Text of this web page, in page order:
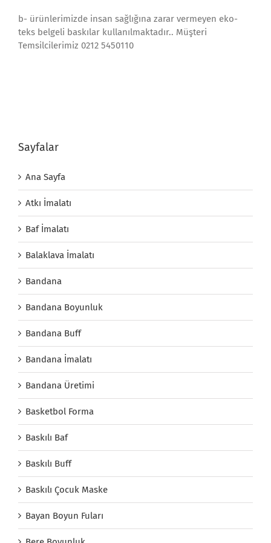
b- ürünlerimizde insan sağlığına zarar vermeyen eko-
teks belgeli baskılar kullanılmaktadır.. Müşteri
Temsilcilerimiz 0212 5450110
Sayfalar
Ana Sayfa
Atkı İmalatı
Baf İmalatı
Balaklava İmalatı
Bandana
Bandana Boyunluk
Bandana Buff
Bandana İmalatı
Bandana Üretimi
Basketbol Forma
Baskılı Baf
Baskılı Buff
Baskılı Çocuk Maske
Bayan Boyun Fuları